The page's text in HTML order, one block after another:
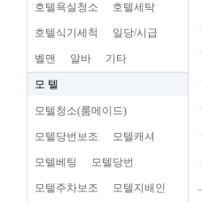
호텔욕실청소 호텔세탁
호텔식기세척 일당/시급
벨맨 알바 기타
모 텔
모텔청소(룸메이드)
모텔당번보조 모텔캐셔
모텔베팅 모텔당번
모텔주차보조 모텔지배인